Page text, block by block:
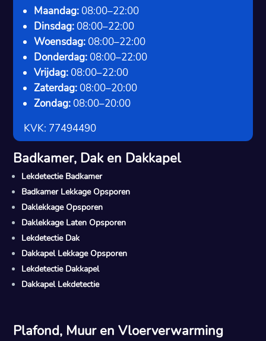
Maandag: 08:00–22:00
Dinsdag: 08:00–22:00
Woensdag: 08:00–22:00
Donderdag: 08:00–22:00
Vrijdag: 08:00–22:00
Zaterdag: 08:00–20:00
Zondag: 08:00–20:00
KVK: 77494490
Badkamer, Dak en Dakkapel
Lekdetectie Badkamer
Badkamer Lekkage Opsporen
Daklekkage Opsporen
Daklekkage Laten Opsporen
Lekdetectie Dak
Dakkapel Lekkage Opsporen
Lekdetectie Dakkapel
Dakkapel Lekdetectie
Plafond, Muur en Vloerverwarming